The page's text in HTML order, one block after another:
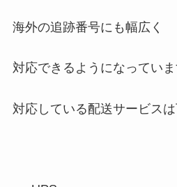
海外の追跡番号にも幅広く
対応できるようになってい
対応している配送サービス